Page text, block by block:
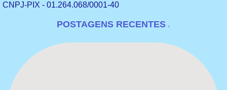
CNPJ-PIX - 01.264.068/0001-40
POSTAGENS RECENTES